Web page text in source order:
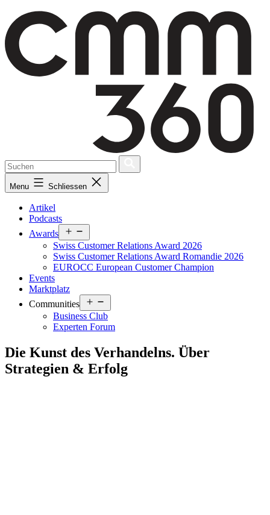
content
Menu Schliessen
Artikel
Podcasts
Awards
menu
Swiss Customer Relations Award 2026
Swiss Customer Relations Award Romandie 2026
EUROCC European Customer Champion
Events
Marktplatz
Communities
menu
Business Club
Experten Forum
Die Kunst des Verhandelns. Über
Strategien & Erfolg